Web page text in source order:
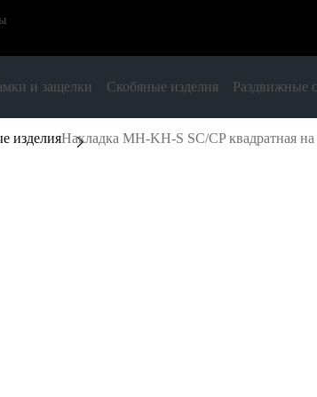
и защелки Скобяные изделия Раздвижные
изделияНакладка MH-KH-S SC/CP квадратная